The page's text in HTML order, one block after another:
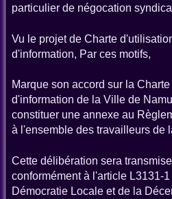
particulier de négocation
Vu le projet de Charte
d'information, Par ces motifs,
Marque son accord sur la
d'information de la Ville de
constituer une annexe au
à l'ensemble des travailleurs de
Cette délibération sera
conformément à l'article L3131-
Démocratie Locale et de la